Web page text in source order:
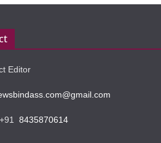
Editor
8435870614